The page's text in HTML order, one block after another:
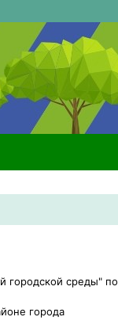
городской среды" по
города